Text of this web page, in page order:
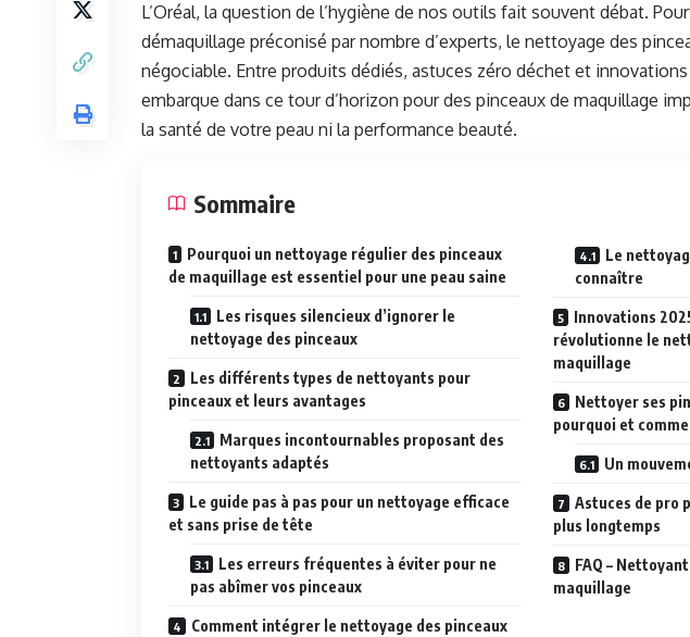
L’Oréal, la question de l’hygiène de nos outils fait souvent débat.
démaquillage préconisé par nombre d’experts, le nettoyage des
négociable. Entre produits dédiés, astuces zéro déchet et
embarque dans ce tour d’horizon pour des pinceaux de maquillage
la santé de votre peau ni la performance beauté.
Sommaire
Pourquoi un nettoyage régulier des pinceaux
de maquillage est essentiel pour une peau saine
Les risques silencieux d’ignorer le
nettoyage des pinceaux
Les différents types de nettoyants pour
pinceaux et leurs avantages
Marques incontournables proposant des
nettoyants adaptés
Le guide pas à pas pour un nettoyage efficace
et sans prise de tête
Les erreurs fréquentes à éviter pour ne
pas abîmer vos pinceaux
Comment intégrer le nettoyage des pinceaux
Le
connaître
Innovations
révolutionne le
maquillage
Nettoyer ses
pourquoi et
Un
Astuces de pro
plus longtemps
FAQ –
maquillage